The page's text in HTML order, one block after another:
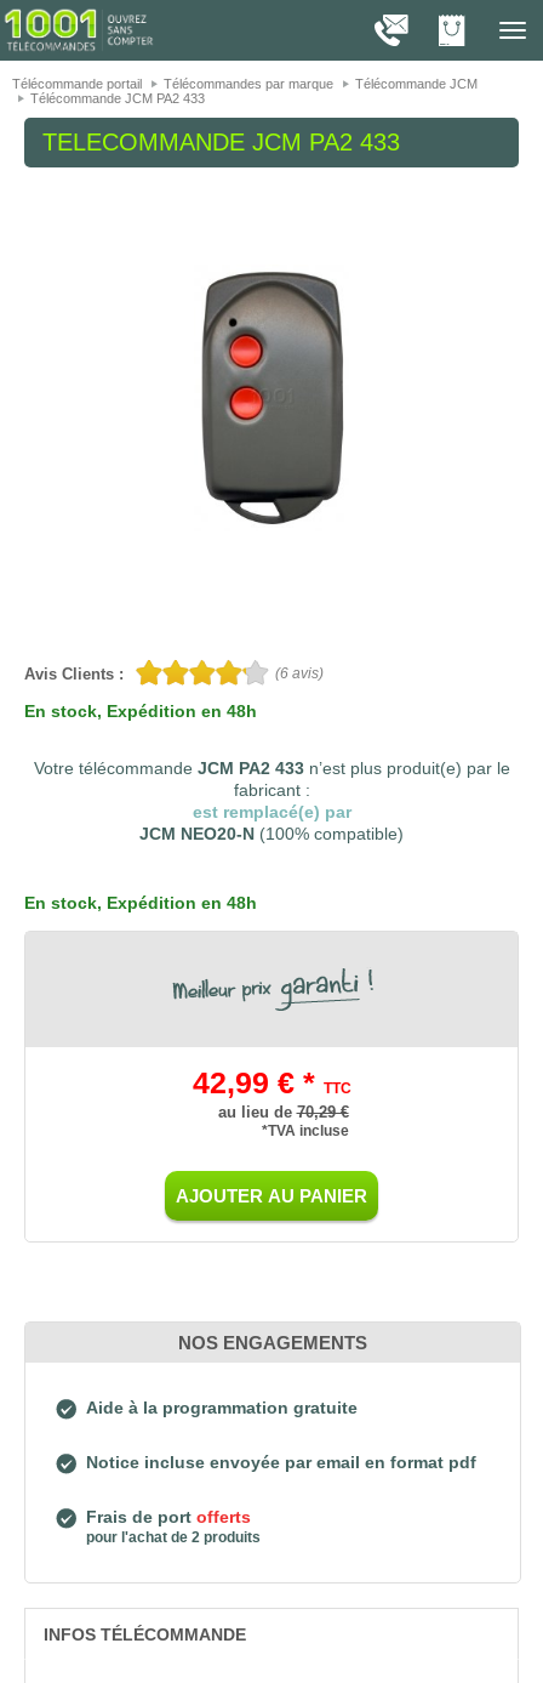
1001
Télécommande portail
Télécommandes par marque
Télécommande JCM
Télécommande JCM PA2 433
TELECOMMANDE JCM PA2 433
Avis Clients : (6 avis)
En stock, Expédition en 48h
Votre télécommande JCM PA2 433n’est plus produit(e) par le
fabricant :
est remplacé(e) par
JCM NEO20-N (100% compatible)
En stock, Expédition en 48h
42,99 € * TTC
au lieu de70,29 €
*TVA incluse
AJOUTER AU PANIER
NOS ENGAGEMENTS
Aide à la programmation gratuite
Notice incluse envoyée par email en format pdf
Frais de port offerts
pour l'achat de 2 produits
INFOS TÉLÉCOMMANDE
On vous présente nos cookies !